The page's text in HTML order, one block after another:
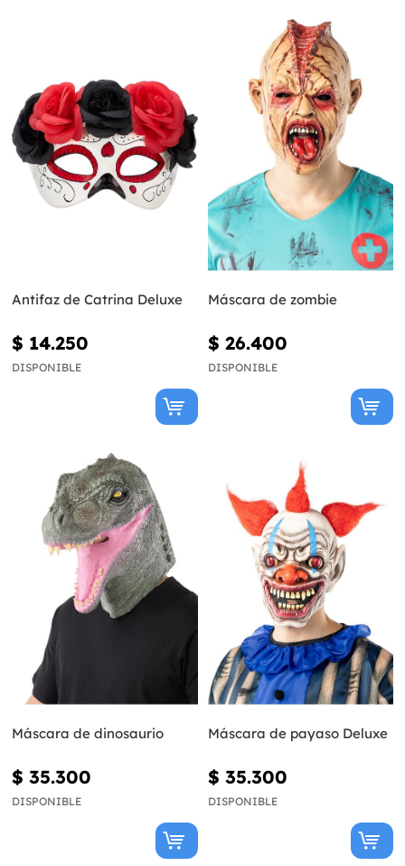
Antifaz de Catrina Deluxe
$ 14.250
DISPONIBLE
Máscara de zombie
$ 26.400
DISPONIBLE
Máscara de dinosaurio
$ 35.300
DISPONIBLE
Máscara de payaso Deluxe
$ 35.300
DISPONIBLE